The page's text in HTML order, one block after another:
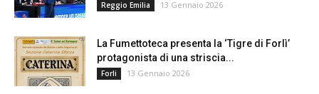
Reggio Emilia 13 Gennaio 2026
La Fumettoteca presenta la ‘Tigre di Forlì’
protagonista di una striscia...
Forli 13 Gennaio 2026